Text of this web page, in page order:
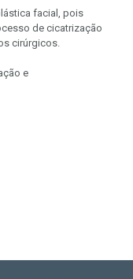
facial, pois
de cicatrização
cirúrgicos.
e